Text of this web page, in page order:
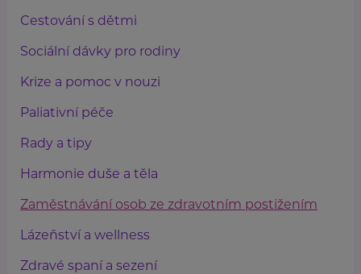
Cestování s dětmi
Sociální dávky pro rodiny
Krize a pomoc v nouzi
Paliativní péče
Rady a tipy
Harmonie duše a těla
Zaměstnávání osob ze zdravotním postižením
Lázeňství a wellness
Zdravé spaní a sezení